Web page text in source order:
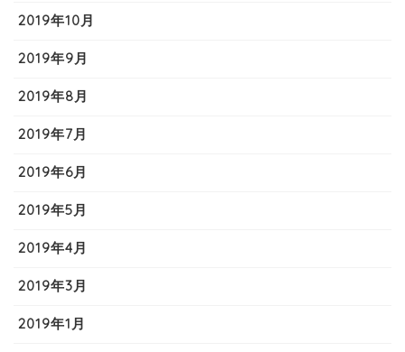
2019年10月
2019年9月
2019年8月
2019年7月
2019年6月
2019年5月
2019年4月
2019年3月
2019年1月